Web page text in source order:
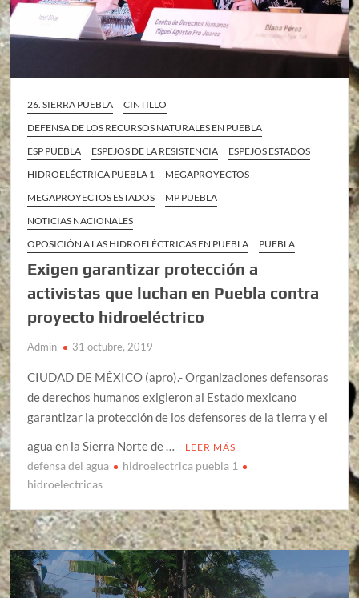
26. SIERRA PUEBLA
CINTILLO
DEFENSA DE LOS RECURSOS NATURALES EN PUEBLA
ESP PUEBLA
ESPEJOS DE LA RESISTENCIA
ESPEJOS ESTADOS
HIDROELÉCTRICA PUEBLA 1
MEGAPROYECTOS
MEGAPROYECTOS ESTADOS
MP PUEBLA
NOTICIAS NACIONALES
OPOSICIÓN A LAS HIDROELÉCTRICAS EN PUEBLA
PUEBLA
Exigen garantizar protección a
activistas que luchan en Puebla contra
proyecto hidroeléctrico
Admin 31 octubre, 2019
CIUDAD DE MÉXICO (apro).- Organizaciones defensoras
de derechos humanos exigieron al Estado mexicano
garantizar la protección de los defensores de la tierra y el
agua en la Sierra Norte de …
LEER MÁS
defensa del agua
hidroelectrica puebla 1
hidroelectricas